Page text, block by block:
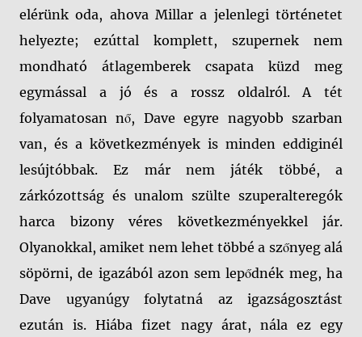
elérünk oda, ahova Millar a jelenlegi történetet
helyezte; ezúttal komplett, szupernek nem
mondható átlagemberek csapata küzd meg
egymással a jó és a rossz oldalról. A tét
folyamatosan nő, Dave egyre nagyobb szarban
van, és a következmények is minden eddiginél
lesújtóbbak. Ez már nem játék többé, a
zárkózottság és unalom szülte szuperalteregók
harca bizony véres következményekkel jár.
Olyanokkal, amiket nem lehet többé a szőnyeg alá
söpörni, de igazából azon sem lepődnék meg, ha
Dave ugyanúgy folytatná az igazságosztást
ezután is. Hiába fizet nagy árat, nála ez egy